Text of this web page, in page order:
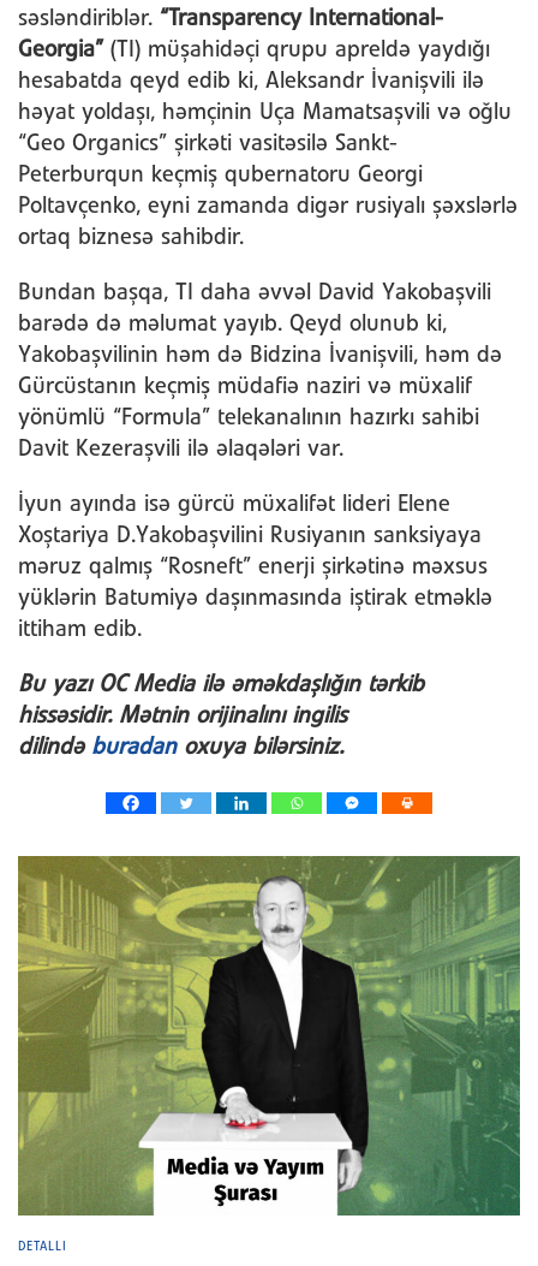
səsləndiriblər. “Transparency International-
Georgia” (TI) müşahidəçi qrupu apreldə yaydığı
hesabatda qeyd edib ki, Aleksandr İvanişvili ilə
həyat yoldaşı, həmçinin Uça Mamatsaşvili və oğlu
“Geo Organics” şirkəti vasitəsilə Sankt-
Peterburqun keçmiş qubernatoru Georgi
Poltavçenko, eyni zamanda digər rusiyalı şəxslərlə
ortaq biznesə sahibdir.
Bundan başqa, TI daha əvvəl David Yakobaşvili
barədə də məlumat yayıb. Qeyd olunub ki,
Yakobaşvilinin həm də Bidzina İvanişvili, həm də
Gürcüstanın keçmiş müdafiə naziri və müxalif
yönümlü “Formula” telekanalının hazırkı sahibi
Davit Kezeraşvili ilə əlaqələri var.
İyun ayında isə gürcü müxalifət lideri Elene
Xoştariya D.Yakobaşvilini Rusiyanın sanksiyaya
məruz qalmış “Rosneft” enerji şirkətinə məxsus
yüklərin Batumiyə daşınmasında iştirak etməklə
ittiham edib.
Bu yazı OC Media ilə əməkdaşlığın tərkib
hissəsidir. Mətnin orijinalını ingilis
dilində buradan oxuya bilərsiniz.
DETALLI